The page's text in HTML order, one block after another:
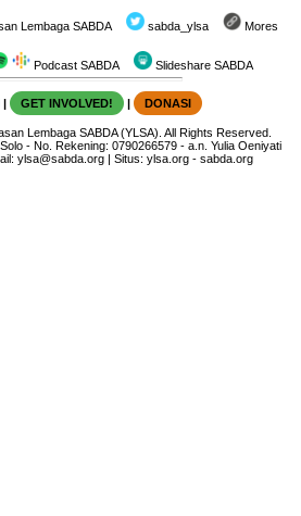
Lembaga SABDA sabda_ylsa Mores
Podcast SABDA Slideshare SABDA
| GET INVOLVED! | DONASI
Lembaga SABDA (YLSA). All Rights Reserved.
- No. Rekening: 0790266579 - a.n. Yulia Oeniyati
ylsa@sabda.org | Situs:ylsa.org -sabda.org